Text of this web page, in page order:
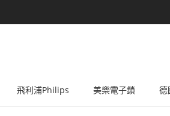
飛利浦Philips 美樂電子鎖 德